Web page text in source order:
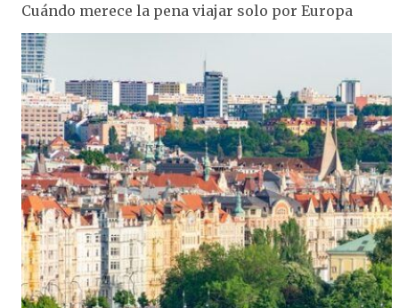
Cuándo merece la pena viajar solo por Europa